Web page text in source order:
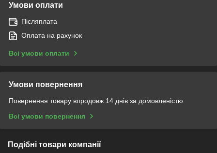
Умови оплати
Післяплата
Оплата на рахунок
Всі умови оплати
Умови повернення
Повернення товару впродовж 14 днів за домовленістю
Всі умови повернення
Подібні товари компанії